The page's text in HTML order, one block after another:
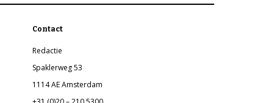
Contact
Redactie
Spaklerweg 53
1114 AE Amsterdam